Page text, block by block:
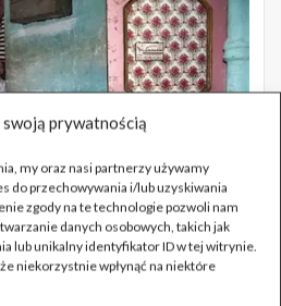
swoją prywatnością
my oraz nasi partnerzy używamy
do przechowywania i/lub uzyskiwania
zgody na te technologie pozwoli nam
danych osobowych, takich jak
lub unikalny identyfikator ID w tej witrynie.
niekorzystnie wpłynąć na niektóre